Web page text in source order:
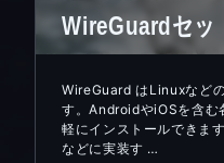
WireGuardセッ
WireGuard はLinuxなど
す。AndroidやiOSを含む
軽にインストールできま
などに実装す …